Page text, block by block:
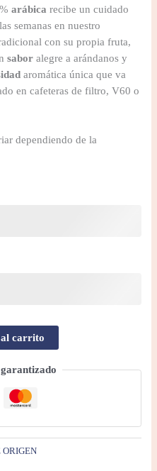
arábica recibe un cuidado
semanas en nuestro
con su propia fruta,
sabor alegre a arándanos y
aromática única que va
en cafeteras de filtro, V60 o
dependiendo de la
carrito
ORIGEN